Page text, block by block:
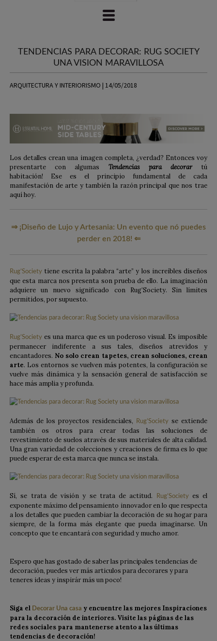
TENDENCIAS PARA DECORAR: RUG SOCIETY
UNA VISION MARAVILLOSA
ARQUITECTURA Y INTERIORISMO | 14/05/2018
Los detalles crean una imagen completa, ¿verdad? Entonces voy
presentarte con algumas Tendencias para decorartú
habitación! Ese es el principio fundamental de cada
manifestación de arte y también la razón principal que nos trae
aquí hoy.
⇒ ¡Diseño de Lujo y Artesania: Un evento que nó puedes
perder en 2018! ⇐
Rug’Society tiene escrita la palabra “arte” y los increíbles diseños
que esta marca nos presenta son prueba de ello. La imaginación
adquiere un nuevo significado con Rug’Society. Sin límites
permitidos, por supuesto.
Rug’Society es una marca que es un poderoso visual. Es imposible
permanecer indiferente a sus tales, diseños atrevidos y
encantadores. No solo crean tapetes, crean soluciones, crean
arte. Los entornos se vuelven más potentes, la configuración se
vuelve más dinámica y la sensación general de satisfacción se
hace más amplia y profunda.
Además de los proyectos residenciales, Rug’Society se extiende
también os otros para crear todas las soluciones de
revestimiento de suelos através de sus materiales de alta calidad.
Una gran variedad de colecciones y creaciones de firma es lo que
puede esperar de esta marca que nunca se instala.
Sí, se trata de visión y se trata de actitud. Rug’Societyes el
exponente máximo del pensamiento innovador en lo que respecta
a los detalles que pueden cambiar la decoración de su hogar para
siempre, de la forma más elegante que pueda imaginarse. Un
concepto que te encantará con seguridad y mucho amor.
Espero que has gostado de saber las principales tendencias de
decoración, puedes ver más articulos para decorares y para
teneres ideas y inspirár más un poco!
Siga el Decorar Una casa y encuentre las mejores Inspiracíones
para la decoración de interiores. Visite las páginas de las
redes sociales para mantenerse atento a las últimas
tendencias de decoración!